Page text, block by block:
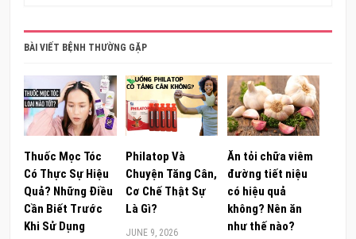
BÀI VIẾT BỆNH THƯỜNG GẶP
Thuốc Mọc Tóc
Có Thực Sự Hiệu
Quả? Những Điều
Cần Biết Trước
Khi Sử Dụng
Philatop Và
Chuyện Tăng Cân,
Cơ Chế Thật Sự
Là Gì?
JUNE 9, 2026
Ăn tỏi chữa viêm
đường tiết niệu
có hiệu quả
không? Nên ăn
như thế nào?